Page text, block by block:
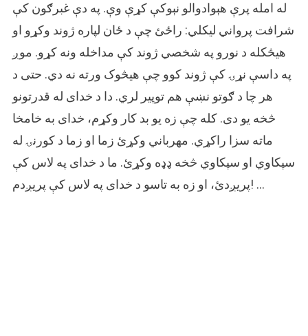
له امله پرې هېوادوالو نېوکې کړې وې. په دې غبرګون کې
شرافت پرواني لیکلي: راځئ چې د ځان لپاره ژوند وکړو او
هیڅکله د نورو په شخصي ژوند کې مداخله ونه کړو. موږ
په داسې نړۍ کې ژوند کوو چې هیڅوک ورته نه دي. حتی د
هر چا د ګوتو نښې هم توپیر لري. دا د خدای له قدرتونو
څخه یو دی. کله چې زه یو بد کار وکړم، خدای به خامخا
ماته سزا راکړي. مهرباني وکړئ زما او زما د کورنۍ له
سپکاوي او سپکاوي څخه ډډه وکړئ. ما د خدای په لاس کې
پریږدئ، او زه به تاسو د خدای په لاس کې پریږدم! …